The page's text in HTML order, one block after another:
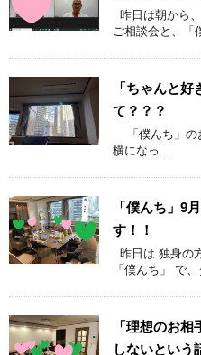
昨日は朝から
ご相談会と、「
「ちゃんと
て？？？
「僕んち」の
横になっ ...
「僕んち」9
す！！
昨日は 独身の
「僕んち」 で、
「理想のお
しないという